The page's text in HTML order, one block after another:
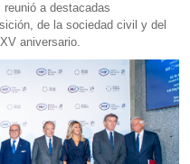
a destacadas
de la sociedad civil y del
aniversario.